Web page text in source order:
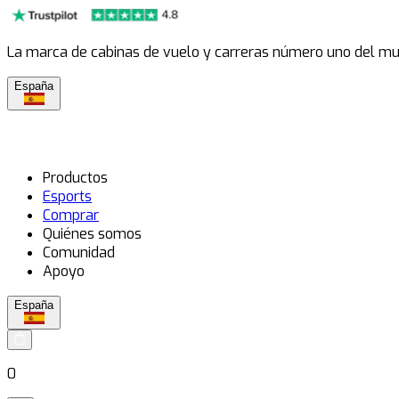
La marca de cabinas de vuelo y carreras número uno del
España
Productos
Esports
Comprar
Quiénes somos
Comunidad
Apoyo
España
0